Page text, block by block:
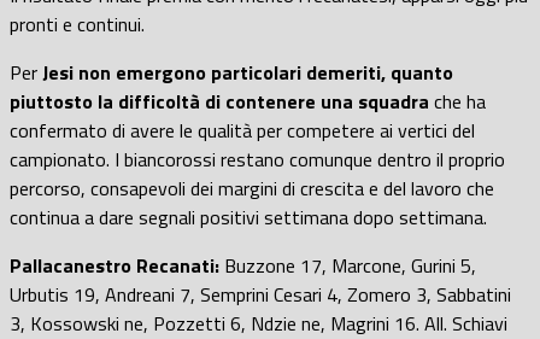
pronti e continui.
PerJesi non emergono particolari demeriti, quanto
piuttosto la difficoltà di contenere una squadra che ha
confermato di avere le qualità per competere ai vertici del
campionato. I biancorossi restano comunque dentro il proprio
percorso, consapevoli dei margini di crescita e del lavoro che
continua a dare segnali positivi settimana dopo settimana.
Pallacanestro Recanati: Buzzone 17, Marcone, Gurini 5,
Urbutis 19, Andreani 7, Semprini Cesari 4, Zomero 3, Sabbatini
3, Kossowski ne, Pozzetti 6, Ndzie ne, Magrini 16. All. Schiavi